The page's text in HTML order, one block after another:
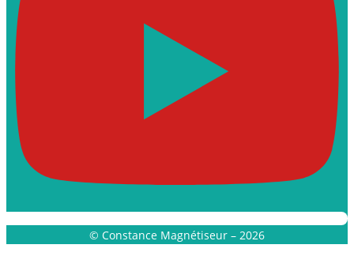
© Constance Magnétiseur – 2026